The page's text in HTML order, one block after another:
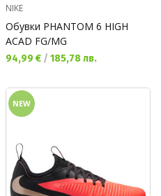
NIKE
Обувки PHANTOM 6 HIGH
ACAD FG/MG
Текуща цена:
94,99 € / 185,78 лв.
NEW